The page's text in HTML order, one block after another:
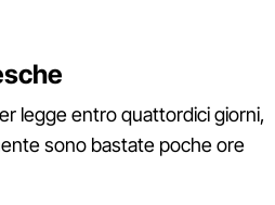
legge entro quattordici giorni,
sono bastate poche ore